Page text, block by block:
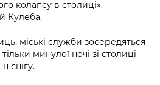
колапсу в столиці», –
Кулеба.
міські служби зосередяться
минулої ночі зі столиці
снігу.